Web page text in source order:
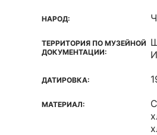
НАРОД:
ТЕРРИТОРИЯ ПО МУЗЕЙНОЙ
ДОКУМЕНТАЦИИ:
ДАТИРОВКА:
МАТЕРИАЛ: